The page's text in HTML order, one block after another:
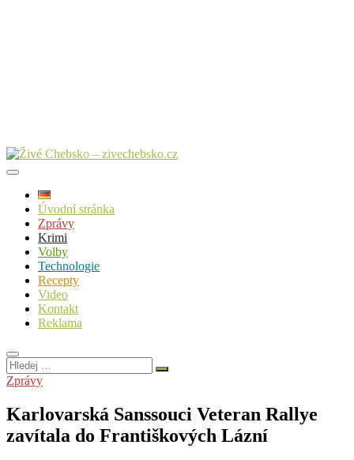
Úvodní stránka
Zprávy
Krimi
Volby
Technologie
Recepty
Video
Kontakt
Reklama
Hledej
…
Zprávy
Karlovarská Sanssouci Veteran Rallye
zavítala do Františkových Lázní